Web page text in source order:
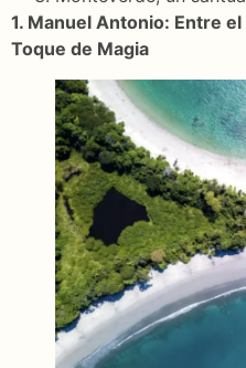
1. Manuel Antonio: Entre
Toque de Magia